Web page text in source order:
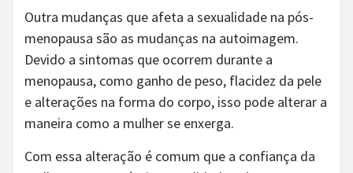
Outra mudanças que afeta a sexualidade na pós-
menopausa são as mudanças na autoimagem.
Devido a sintomas que ocorrem durante a
menopausa, como ganho de peso, flacidez da pele
e alterações na forma do corpo, isso pode alterar a
maneira como a mulher se enxerga.
Com essa alteração é comum que a confiança da